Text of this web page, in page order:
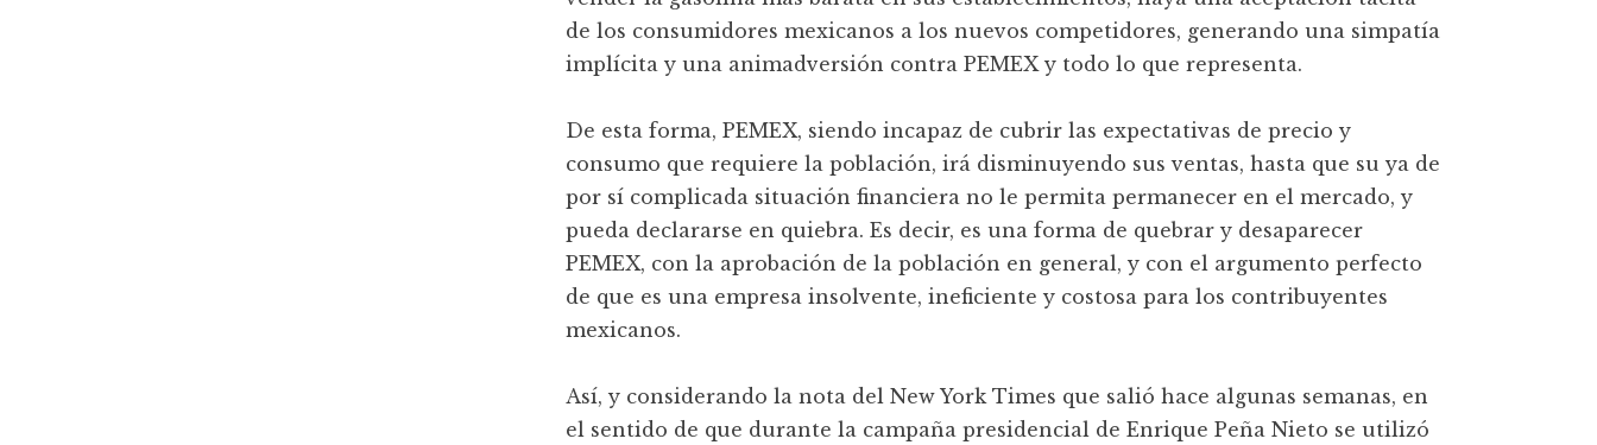
de los consumidores mexicanos a los nuevos competidores, generando una simpatía
implícita y una animadversión contra PEMEX y todo lo que representa.
De esta forma, PEMEX, siendo incapaz de cubrir las expectativas de precio y
consumo que requiere la población, irá disminuyendo sus ventas, hasta que su ya de
por sí complicada situación financiera no le permita permanecer en el mercado, y
pueda declararse en quiebra. Es decir, es una forma de quebrar y desaparecer
PEMEX, con la aprobación de la población en general, y con el argumento perfecto
de que es una empresa insolvente, ineficiente y costosa para los contribuyentes
mexicanos.
Así, y considerando la nota del New York Times que salió hace algunas semanas, en
el sentido de que durante la campaña presidencial de Enrique Peña Nieto se utilizó